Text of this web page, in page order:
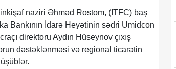
naziri Əhməd Rostom, (ITFC) baş
Bankının İdarə Heyətinin sədri Umidcon
direktoru Aydın Hüseynov çıxış
dəstəklənməsi və regional ticarətin